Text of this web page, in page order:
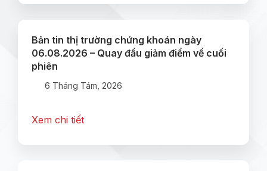
Bản tin thị trường chứng khoán ngày
06.08.2026 – Quay đầu giảm điểm về cuối
phiên
6 Tháng Tám, 2026
Xem chi tiết